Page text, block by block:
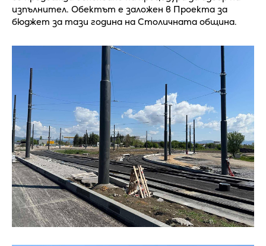
изпълнител. Обектът е заложен в Проекта за
бюджет за тази година на Столичната община.